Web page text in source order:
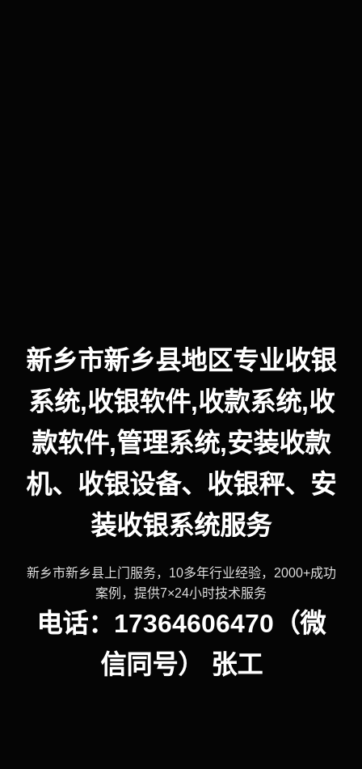
新乡市新乡县地区专业收银
系统,收银软件,收款系统,收
款软件,管理系统,安装收款
机、收银设备、收银秤、安
装收银系统服务
新乡市新乡县上门服务，10多年行业经验，2000+成功
案例，提供7×24小时技术服务
电话：17364606470（微
信同号） 张工